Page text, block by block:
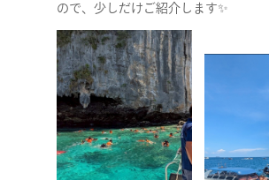
ので、少しだけご紹介します✨